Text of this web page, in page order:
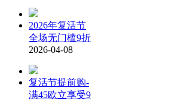
2026年复活节
全场无门槛9折
2026-04-08
复活节提前购-
满45欧立享受9